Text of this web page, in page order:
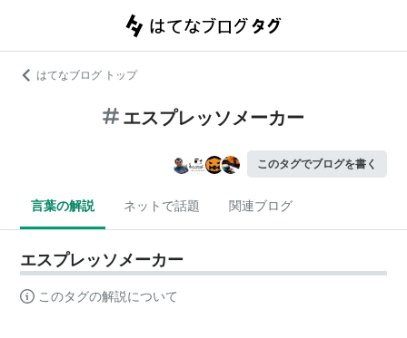
はてなブログ トップ
エスプレッソメーカー
このタグでブログを書く
言葉の解説 ネットで話題 関連ブログ
エスプレッソメーカー
このタグの解説について